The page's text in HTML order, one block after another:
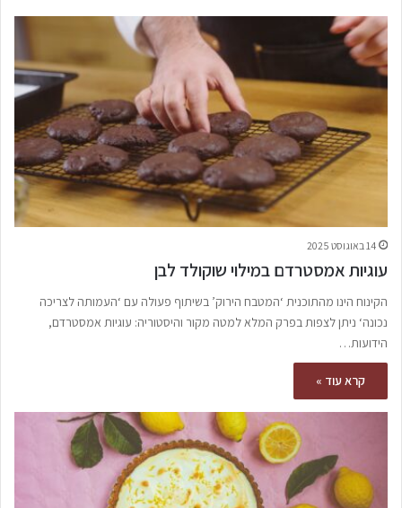
14 באוגוסט 2025
עוגיות אמסטרדם במילוי שוקולד לבן
הקינוח הינו מהתוכנית ‘המטבח הירוק’ בשיתוף פעולה עם ‘העמותה לצריכה
נכונה‘ ניתן לצפות בפרק המלא למטה מקור והיסטוריה: עוגיות אמסטרדם,
הידועות…
קרא עוד »